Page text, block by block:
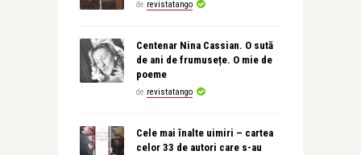
de revistatango
Centenar Nina Cassian. O sută
de ani de frumusețe. O mie de
poeme
de revistatango
Cele mai înalte uimiri – cartea
celor 33 de autori care s-au